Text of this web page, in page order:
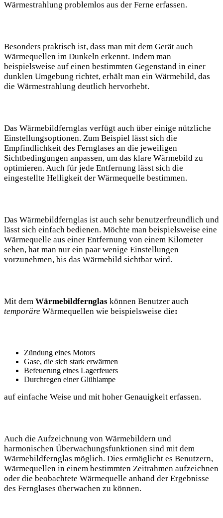
Wärmestrahlung problemlos aus der Ferne erfassen.
Besonders praktisch ist, dass man mit dem Gerät auch
Wärmequellen im Dunkeln erkennt. Indem man
beispielsweise auf einen bestimmten Gegenstand in einer
dunklen Umgebung richtet, erhält man ein Wärmebild, das
die Wärmestrahlung deutlich hervorhebt.
Das Wärmebildfernglas verfügt auch über einige nützliche
Einstellungsoptionen. Zum Beispiel lässt sich die
Empfindlichkeit des Fernglases an die jeweiligen
Sichtbedingungen anpassen, um das klare Wärmebild zu
optimieren. Auch für jede Entfernung lässt sich die
eingestellte Helligkeit der Wärmequelle bestimmen.
Das Wärmebildfernglas ist auch sehr benutzerfreundlich und
lässt sich einfach bedienen. Möchte man beispielsweise eine
Wärmequelle aus einer Entfernung von einem Kilometer
sehen, hat man nur ein paar wenige Einstellungen
vorzunehmen, bis das Wärmebild sichtbar wird.
Mit dem Wärmebildfernglas können Benutzer auch
temporäre Wärmequellen wie beispielsweise die:
Zündung eines Motors
Gase, die sich stark erwärmen
Befeuerung eines Lagerfeuers
Durchregen einer Glühlampe
auf einfache Weise und mit hoher Genauigkeit erfassen.
Auch die Aufzeichnung von Wärmebildern und
harmonischen Überwachungsfunktionen sind mit dem
Wärmebildfernglas möglich. Dies ermöglicht es Benutzern,
Wärmequellen in einem bestimmten Zeitrahmen aufzeichnen
oder die beobachtete Wärmequelle anhand der Ergebnisse
des Fernglases überwachen zu können.